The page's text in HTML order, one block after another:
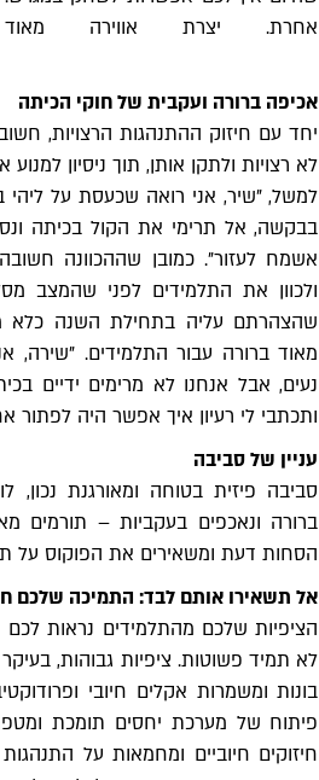
אחרת. יצרת אווירה
אכיפה ברורה ועקבית של חוקי הכיתה
יחד עם חיזוק ההתנהגות הרצויות,
לא רצויות ולתקן אותן, תוך ניסיון
למשל, "שיר, אני רואה שכעסת על
בבקשה, אל תרימי את הקול בכיתה
אשמח לעזור". כמובן שההכוונה
ולכוון את התלמידים לפני שהמצב
שהצהרתם עליה בתחילת השנה כלא
מאוד ברורה עבור התלמידים.
נעים, אבל אנחנו לא מרימים ידיים
ותכתבי לי רעיון איך אפשר היה
עניין של סביבה
סביבה פיזית בטוחה ומאורגנת נכון,
ברורה ונאכפים בעקביות – תורמים
הסחות דעת ומשאירים את הפוקוס על
אל תשאירו אותם לבד: התמיכה שלכם
הציפיות שלכם מהתלמידים נראות
לא תמיד פשוטות. ציפיות גבוהות,
בונות ומשמרות אקלים חיובי
פיתוח של מערכת יחסים תומכת
חיזוקים חיוביים ומחמאות על